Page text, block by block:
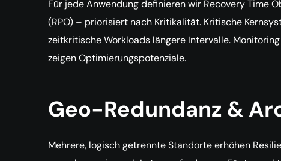
Für jede Anwendung definieren wir Recovery Time
(RPO) – priorisiert nach Kritikalität. Kritische
zeitkritische Workloads längere Intervalle.
zeigen Optimierungspotenziale.
Geo-Redundanz &
Mehrere, logisch getrennte Standorte erhöhen